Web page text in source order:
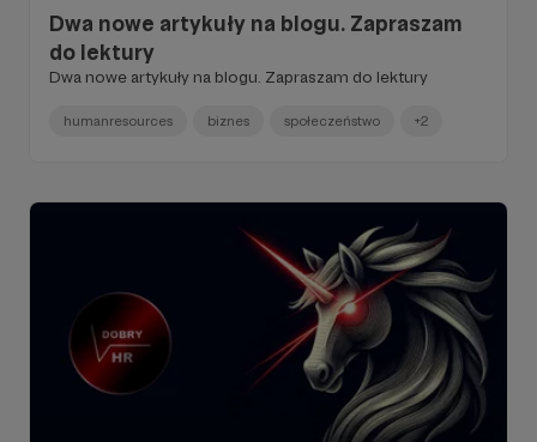
Dwa nowe artykuły na blogu. Zapraszam
do lektury
Dwa nowe artykuły na blogu. Zapraszam do lektury
humanresources biznes społeczeństwo +2